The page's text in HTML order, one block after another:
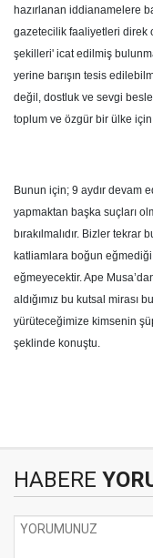
hazırlanan iddianamelere
gazetecilik faaliyetleri direk
şekilleri' icat edilmiş
yerine barışın tesis
değil, dostluk ve sevgi
toplum ve özgür bir ülke için
Bunun için; 9 aydır devam
yapmaktan başka suçları
bırakılmalıdır. Bizler tekrar
katliamlara boğun
eğmeyecektir. Ape
aldığımız bu kutsal mirası
yürüteceğimize kimsenin
şeklinde konuştu.
HABERE